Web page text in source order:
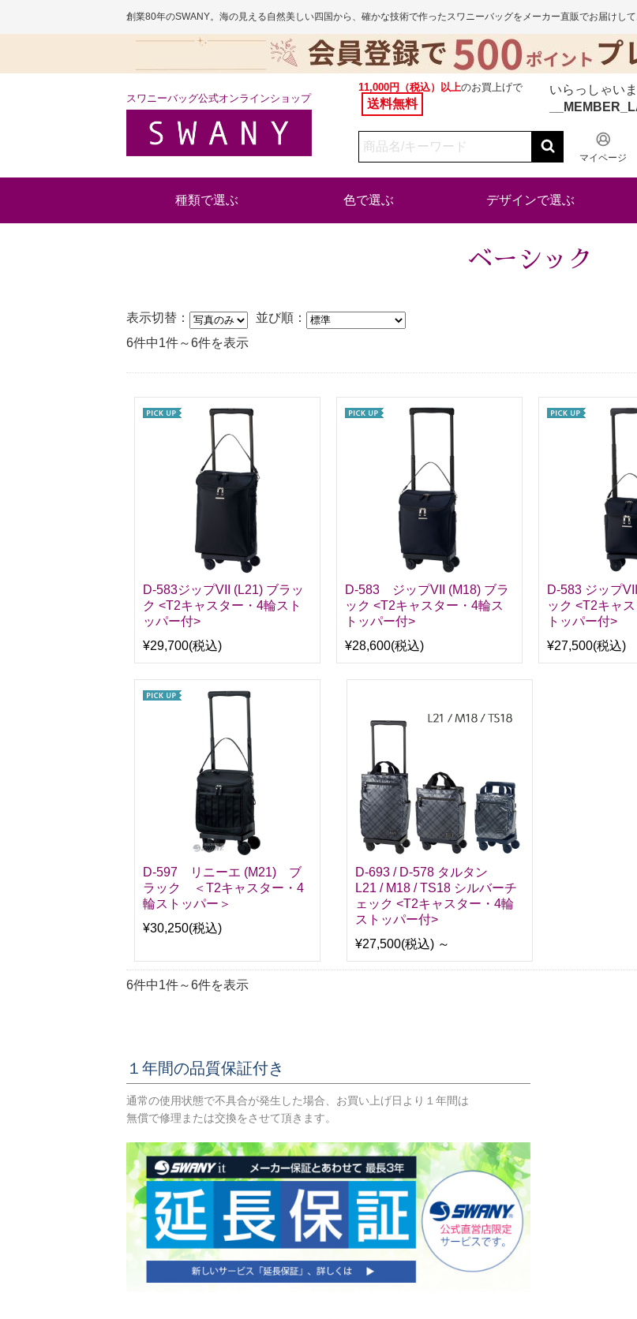
創業80年のSWANY。海の見える自然美しい四国から、確かな技術で作ったスワニーバッグをメーカー直販でお届けして
スワニーバッグ公式オンラインショップ
11,000円（税込）以上のお買上げで
送料無料
いらっしゃいま
マイページ
種類で選ぶ 色で選ぶ デザインで選ぶ
ベーシック
表示切替：
並び順：
6件中1件～6件を表示
D-583ジップVII (L21) ブラッ
ク <T2キャスター・4輪スト
ッパー付>
¥29,700(税込)
D-583 ジップVII (M18) ブラ
ック <T2キャスター・4輪ス
トッパー付>
¥28,600(税込)
D-583 ジップ
ック <T2キャ
トッパー付>
¥27,500(税込)
D-597 リニーエ (M21) ブ
ラック ＜T2キャスター・4
輪ストッパー＞
¥30,250(税込)
D-693 / D-578 タルタン
L21 / M18 / TS18 シルバーチ
ェック <T2キャスター・4輪
ストッパー付>
¥27,500(税込) ～
6件中1件～6件を表示
１年間の品質保証付き
通常の使用状態で不具合が発生した場合、お買い上げ日より１年間は
無償で修理または交換をさせて頂きます。